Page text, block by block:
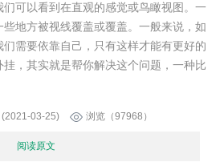
可以看到在直观的感觉或鸟瞰视图。一
地方被视线覆盖或覆盖。一般来说，如
需要依靠自己，只有这样才能有更好的
，其实就是帮你解决这个问题，一种比
(2021-03-25) 浏览（97968）
阅读原文